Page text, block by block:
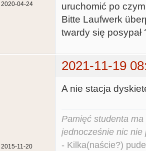
2020-04-24
uruchomić po
Bitte Laufwerk
twardy się posypał
2021-11-19
2015-11-20
A nie stacja
Pamięć studenta
jednocześnie nic nie
- Kilka(naście?)